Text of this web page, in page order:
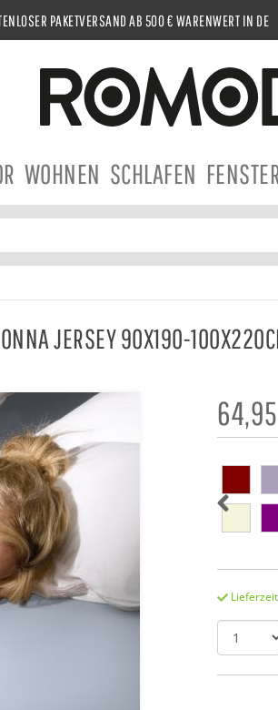
PAKETVERSAND AB 500 € WARENWERT IN DE
WOHNEN SCHLAFEN
JERSEY 90X190-
64,95